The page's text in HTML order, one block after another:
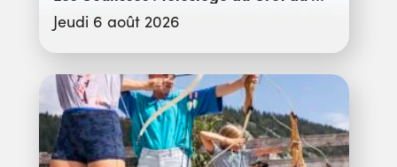
Jeudi 6 août 2026